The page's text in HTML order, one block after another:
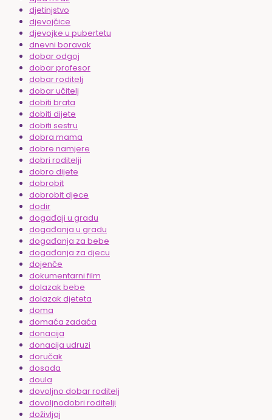
djetinjstvo
djevojčice
djevojke u pubertetu
dnevni boravak
dobar odgoj
dobar profesor
dobar roditelj
dobar učitelj
dobiti brata
dobiti dijete
dobiti sestru
dobra mama
dobre namjere
dobri roditelji
dobro dijete
dobrobit
dobrobit djece
dodir
događaji u gradu
događanja u gradu
događanja za bebe
događanja za djecu
dojenče
dokumentarni film
dolazak bebe
dolazak djeteta
doma
domaća zadaća
donacija
donacija udruzi
doručak
dosada
doula
dovoljno dobar roditelj
dovoljnodobri roditelji
doživljaj